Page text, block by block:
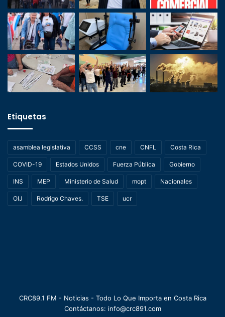
Etiquetas
asamblea legislativa CCSS cne CNFL Costa Rica
COVID-19 Estados Unidos Fuerza Pública Gobierno
INS MEP Ministerio de Salud mopt Nacionales
OIJ Rodrigo Chaves. TSE ucr
CRC89.1 FM - Noticias - Todo Lo Que Importa en Costa Rica
Contáctanos: info@crc891.com